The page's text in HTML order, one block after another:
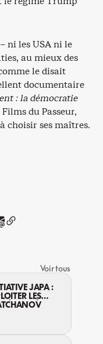
ni les USA ni le
au mieux des
le disait
documentaire
: la démocratie
Films du Passeur,
choisir ses maîtres.
Voir tous
JAPA :
LES